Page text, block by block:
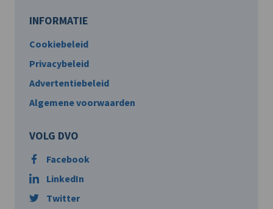
INFORMATIE
Cookiebeleid
Privacybeleid
Advertentiebeleid
Algemene voorwaarden
VOLG DVO
Facebook
LinkedIn
Twitter